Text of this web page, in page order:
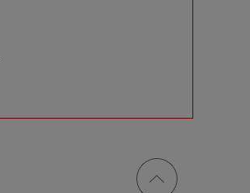
ページ
トップ